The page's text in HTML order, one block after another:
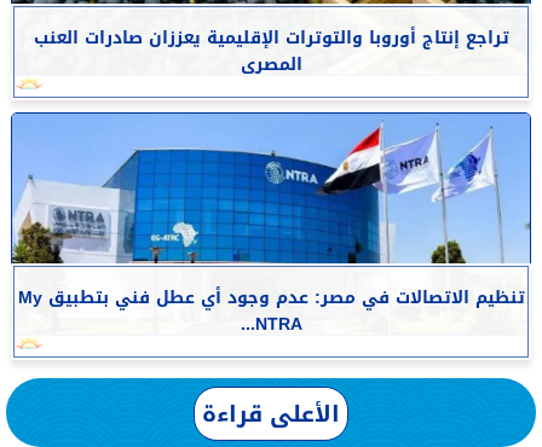
تراجع إنتاج أوروبا والتوترات الإقليمية يعززان صادرات العنب
المصرى
تنظيم الاتصالات في مصر: عدم وجود أي عطل فني بتطبيق My
NTRA...
الأعلى قراءة